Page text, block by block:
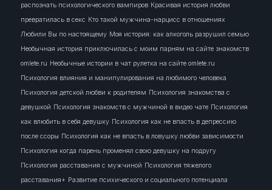
распознать психологического вампиров Красивая история любви
превратилась в секс Кто такой мужчина-нарцисс в отношениях
Любили Вы по настоящему Моя история: как алкоголь разрушил семью
Необычная история приключилась с моим парням на сайте знакомств
omlete.ru Необычные истории в чат рулетка на сайте omlete.ru
Психология влияния и манипулирования на любимого человека
Психология детской любви к родителям Психология знакомства с
девушкой Психология знакомств с мужчиной в видео чате Психология
как влюбить в себя девушку Психология как не впасть в депрессию
после ссоры Психология как не впасть в ловушку любви зависимости
Психология когда парень променял свою девушку на подругу
Психология расставания с мужчиной Психология тяжелого
расставания+ Развитие психического и социального потенциала